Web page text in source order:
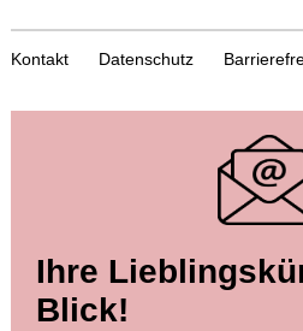
Kontakt Datenschutz
Ihre
Blick!